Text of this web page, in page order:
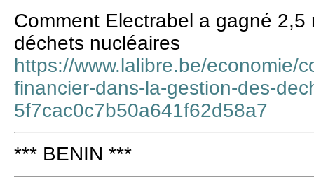
Comment Electrabel a gagné
déchets nucléaires
https://www.lalibre.be/economie/
financier-dans-la-gestion-des-
5f7cac0c7b50a641f62d58a7
*** BENIN ***